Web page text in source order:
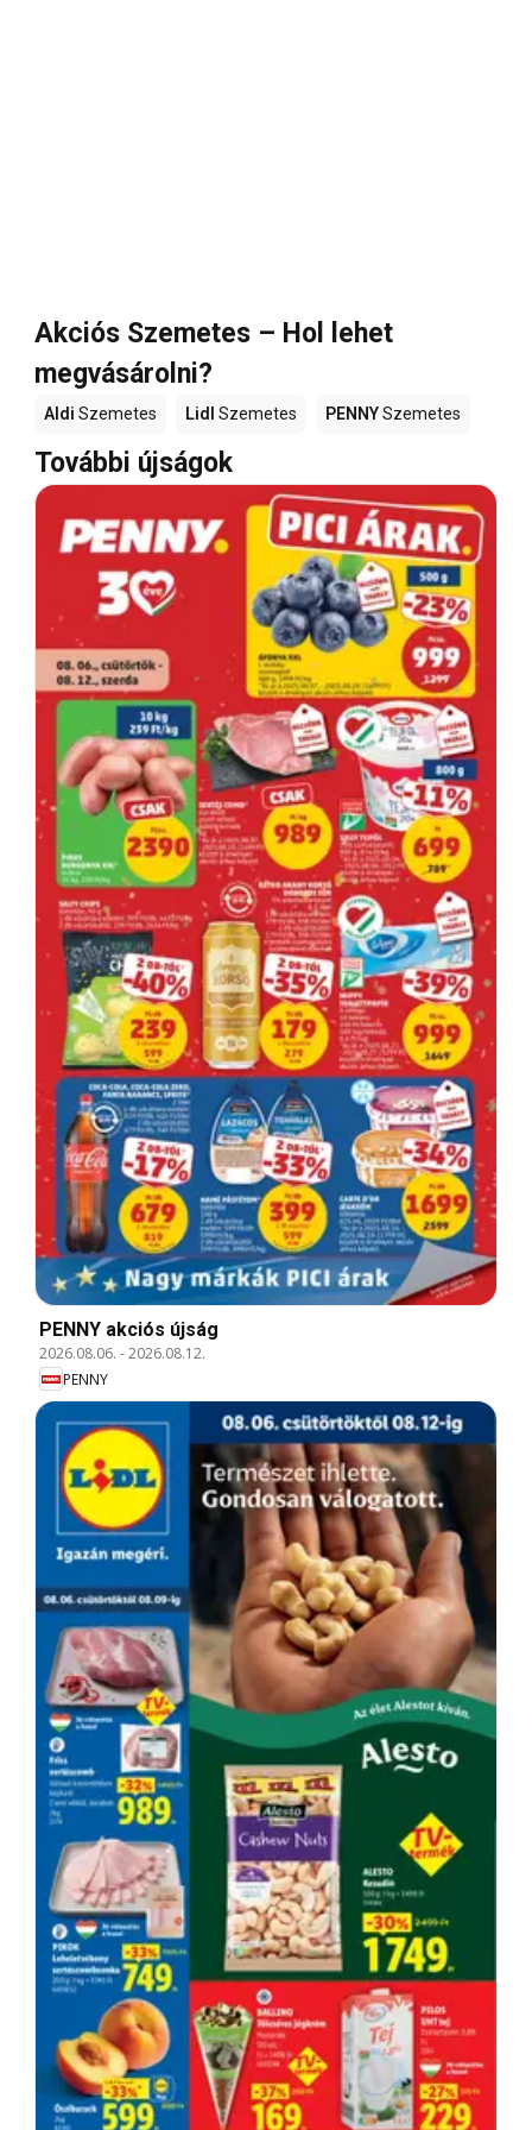
Akciós Szemetes – Hol lehet
megvásárolni?
Aldi Szemetes Lidl Szemetes PENNYSzemetes
További újságok
PENNY akciós újság
2026.08.06. -2026.08.12.
PENNY